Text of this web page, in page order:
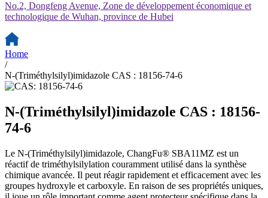
No.2, Dongfeng Avenue, Zone de développement économique et
technologique de Wuhan, province de Hubei
Home
/
N-(Triméthylsilyl)imidazole CAS : 18156-74-6
N-(Triméthylsilyl)imidazole CAS : 18156-
74-6
Le N-(Triméthylsilyl)imidazole, ChangFu® SBA11MZ est un
réactif de triméthylsilylation couramment utilisé dans la synthèse
chimique avancée. Il peut réagir rapidement et efficacement avec les
groupes hydroxyle et carboxyle. En raison de ses propriétés uniques,